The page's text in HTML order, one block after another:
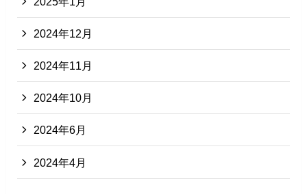
2024年12月
2024年11月
2024年10月
2024年6月
2024年4月